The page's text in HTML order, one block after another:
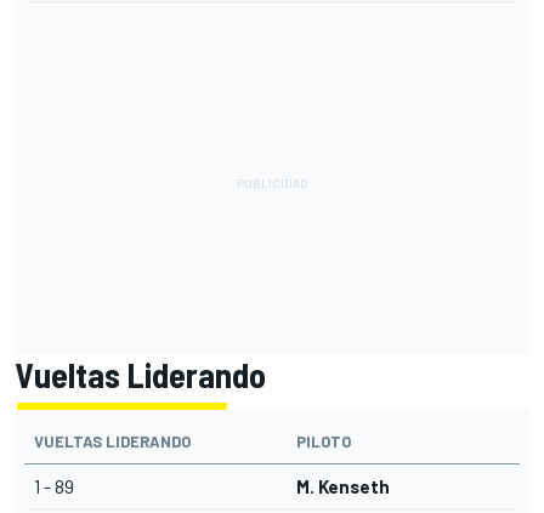
Vueltas Liderando
VUELTAS LIDERANDO PILOTO
1 - 89 M. Kenseth